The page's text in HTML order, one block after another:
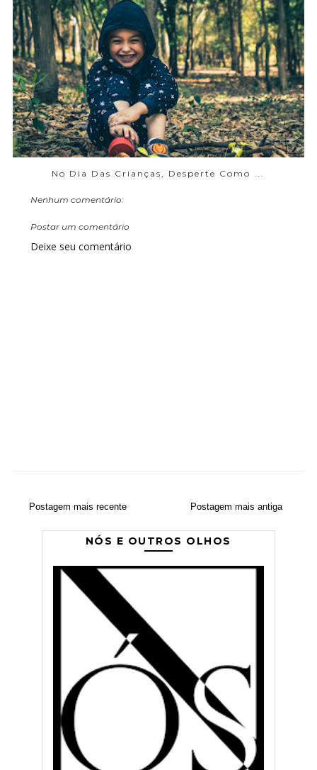
No Dia Das Crianças, Desperte Como ...
Nenhum comentário:
Postar um comentário
Deixe seu comentário
Postagem mais recente Postagem mais antiga
NÓS E OUTROS OLHOS